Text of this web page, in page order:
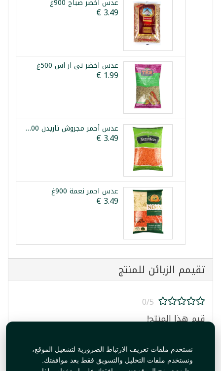
نستخدم ملفات تعريف الارتباط الضرورية لتشغيل الموقع،
ونستخدم ملفات التحليل والتسويق فقط بعد موافقتك.
عدس اخضر تي ار اس 500غ
عدس أحمر مجروش تازيدن 900غ
عدس احمر نعمة 900غ
تقيمم الزبائن للمنتج
0/5
قيم هذا المنتج!